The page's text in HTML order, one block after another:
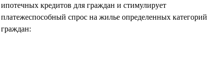
ипотечных кредитов для граждан и стимулирует
платежеспособный спрос на жилье определенных категорий
граждан: